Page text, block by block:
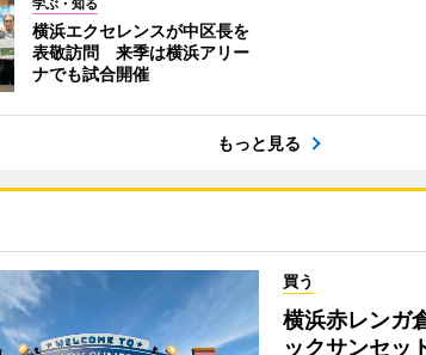
学ぶ・知る
横浜エクセレンスが中区長を
表敬訪問 来季は横浜アリー
ナでも試合開催
もっと見る
買う
横浜赤レンガ
ックサンセ